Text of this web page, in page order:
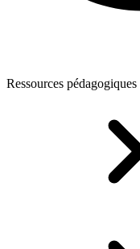
Ressources pédagogiques